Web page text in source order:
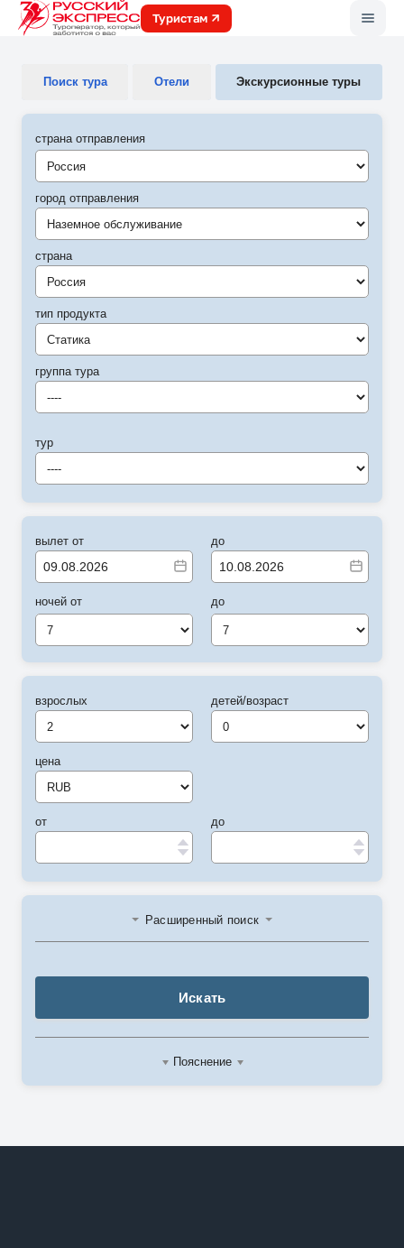
Туристам
Поиск тура Отели Экскурсионные туры
страна отправления
город отправления
Наземное обслуживание
страна
Россия
тип продукта
Статика
группа тура
----
тур
----
вылет от
ночей от
7
до
до
7
взрослых
цена
от
детей/возраст
до
Расширенный поиск
Искать
Пояснение